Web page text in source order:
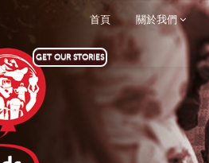
首頁 關於我們
GET OUR STORIES